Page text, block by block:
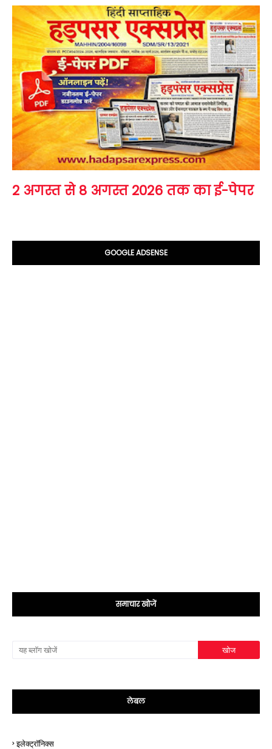
2 अगस्त से 8 अगस्त 2026 तक का ई-पेपर
GOOGLE ADSENSE
समाचार खोजें
लेबल
इलेक्ट्रॉनिक्स